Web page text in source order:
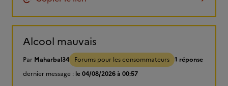
Alcool mauvais
Par Maharbal34 Forums pour les consommateurs 1 réponse
dernier message : le 04/08/2026 à 00:57